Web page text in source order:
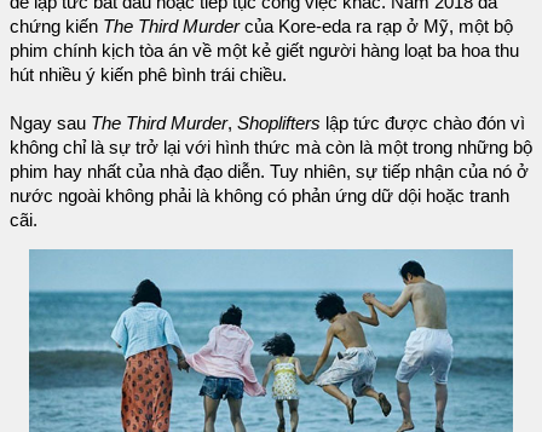
chứng kiến The Third Murdercủa Kore-eda ra rạp ở Mỹ, một bộ
phim chính kịch tòa án về một kẻ giết người hàng loạt ba hoa thu
hút nhiều ý kiến phê bình trái chiều.
Ngay sau The Third Murder, Shoplifters lập tức được chào đón vì
không chỉ là sự trở lại với hình thức mà còn là một trong những bộ
phim hay nhất của nhà đạo diễn. Tuy nhiên, sự tiếp nhận của nó ở
nước ngoài không phải là không có phản ứng dữ dội hoặc tranh
cãi.